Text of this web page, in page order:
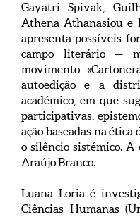
Gayatri Spivak,
Athena Athanasiou e
apresenta possíveis
campo literário —
movimento
autoedição e a
académico, em que
participativas,
ação baseadas na
o silêncio sistémico.
Araújo Branco.
Luana Loria é
Ciências Humanas